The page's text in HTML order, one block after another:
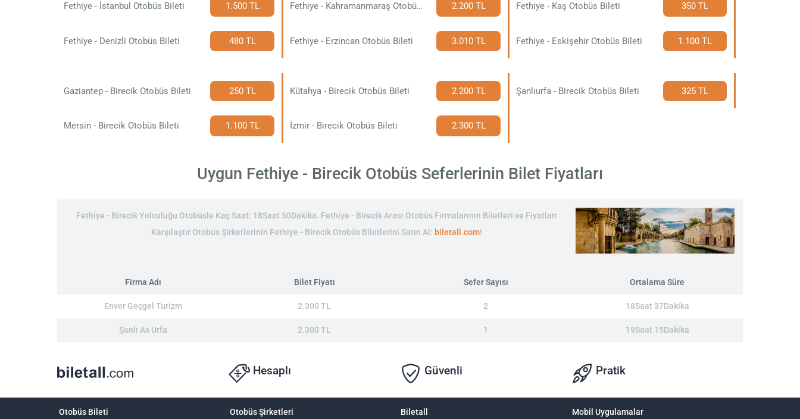
Fethiye - İstanbul Otobüs Bileti 1.500 TL Fethiye - Kahramanmaraş Otobüs Bileti 2.200 TL Fethiye - Kaş Otobüs Bileti 350 TL
Fethiye - Denizli Otobüs Bileti 480 TL Fethiye - Erzincan Otobüs Bileti 3.010 TL Fethiye - Eskişehir Otobüs Bileti 1.100 TL
Gaziantep - Birecik Otobüs Bileti 250 TL Kütahya - Birecik Otobüs Bileti 2.200 TL Şanlıurfa - Birecik Otobüs Bileti 325 TL
Mersin - Birecik Otobüs Bileti 1.100 TL İzmir - Birecik Otobüs Bileti 2.300 TL
Uygun Fethiye - Birecik Otobüs Seferlerinin Bilet Fiyatları
Fethiye - Birecik Yolculuğu Otobüsle Kaç Saat: 18Saat 50Dakika. Fethiye - Birecik Arası Otobüs Firmalarının Biletleri ve Fiyatları
Karşılaştır Otobüs Şirketlerinin Fethiye - Birecik Otobüs Biletlerini Satın Al: biletall.com!
Firma Adı Bilet Fiyatı Sefer Sayısı Ortalama Süre
Enver Geçgel Turizm 2.300 TL 2 18Saat 37Dakika
Şanlı As Urfa 2.300 TL 1 19Saat 15Dakika
Hesaplı Güvenli Pratik
Otobüs Bileti Otobüs Şirketleri Biletall Mobil Uygulamalar